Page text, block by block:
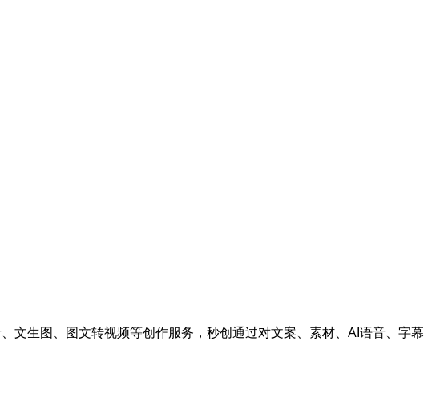
文生图、图文转视频等创作服务，秒创通过对文案、素材、AI语音、字幕